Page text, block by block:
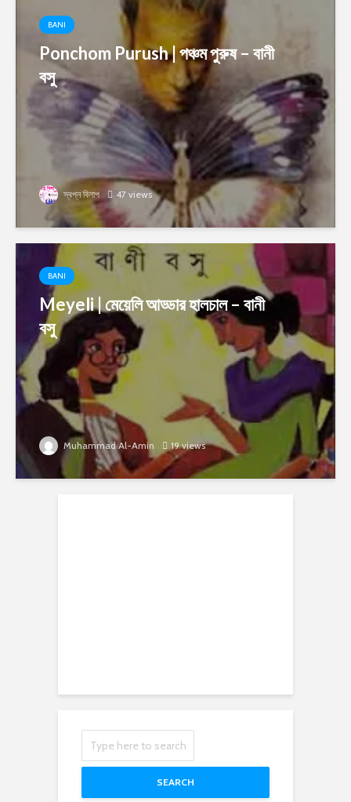
BANI
Ponchom Purush | পঞ্চম পুরুষ – বানী
বসু
স্বপ্ন বিলাপ 47 views
BANI
Meyeli | মেয়েলি আড্ডার হালচাল – বানী
বসু
Muhammad Al-Amin 19 views
SEARCH